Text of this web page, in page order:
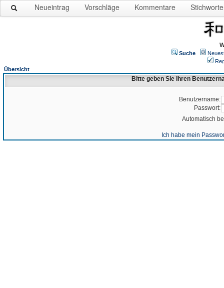
Neueintrag Vorschläge Kommentare Stichworte
Suche
Übersicht
Bitte geben Sie Ihren
Benutzername:
Passwort:
Automatisch
Ich habe mein